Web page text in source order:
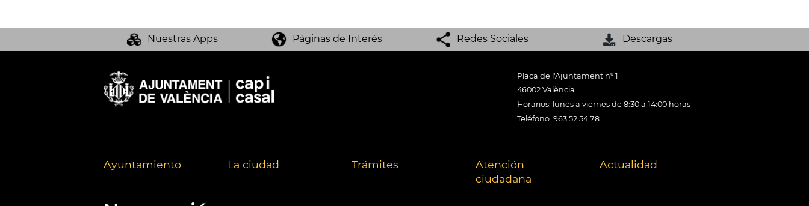
Nuestras Apps Páginas de Interés Redes Sociales Descargas
Plaça de l'Ajuntament nº 1
46002 València
Horarios: lunes a viernes de 8:30 a 14:00 horas
Teléfono: 963 52 54 78
Ayuntamiento La ciudad Trámites
Atención
ciudadana
Actualidad